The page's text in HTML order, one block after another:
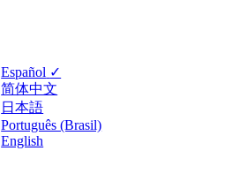
Español ✓
简体中文
日本語
Português (Brasil)
English